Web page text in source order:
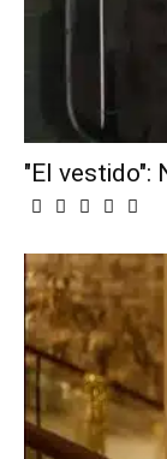
"El vestido":